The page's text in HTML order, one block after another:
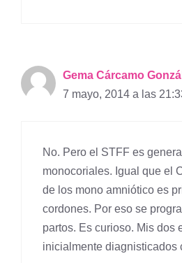
Gema Cárcamo
7 mayo, 2014 a las
No. Pero el STFF es
monocoriales. Igual que el
de los mono amniótico es
cordones. Por eso se
partos. Es curioso. Mis dos
inicialmente diagnisticados